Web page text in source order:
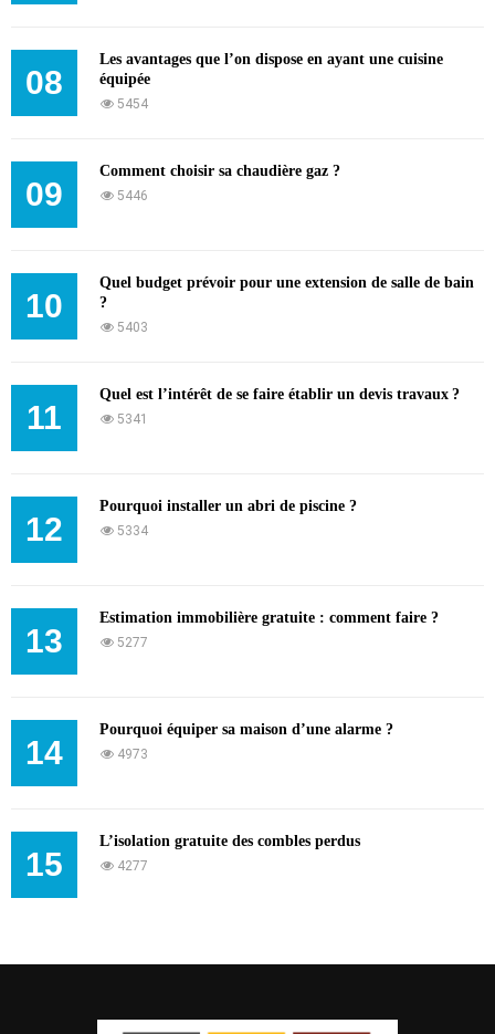
08
Les avantages que l’on dispose en ayant une cuisine
équipée
5454
09
Comment choisir sa chaudière gaz ?
5446
10
Quel budget prévoir pour une extension de salle de bain
?
5403
11
Quel est l’intérêt de se faire établir un devis travaux ?
5341
12
Pourquoi installer un abri de piscine ?
5334
13
Estimation immobilière gratuite : comment faire ?
5277
14
Pourquoi équiper sa maison d’une alarme ?
4973
15
L’isolation gratuite des combles perdus
4277